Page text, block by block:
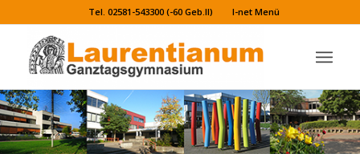
Tel. 02581-543300 (-60 Geb.II) I-net Menü